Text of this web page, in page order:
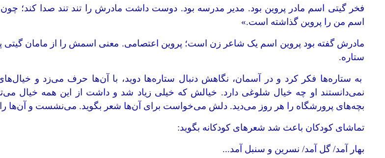
فخر گیتی اسم مادر پروین بود. مدیر مدرسه بود. دوست داشت مادرش را تند تند صدا
اسم من را پروین گذاشته است.»
مادرش گفته بود پروین اسم یک شاعر زن است؛ پروین اعتصامی. معنی اسمش را از مامان
ستاره.
به ستاره‌ها فکر کرد و در آسمان، نگاهش دنبال ستاره‌ها دوید، با آن‌ها حرف می‌زد و
نمی‌دانستند او چه خیال شلوغی دارد. خیالش که خیلی زیاد شد و داشت از این همه خیال
بچه‌های پرورشگاه را هر روز می‌دید. دلش می‌خواست برای آن‌ها شعر بگوید. می‌نشست و آن‌ها
تماشای کودکان باعث شد شعرهای کودکانه بگوید:
بهار آمد/ گل آمد/ نسرین و سنبل آمد...